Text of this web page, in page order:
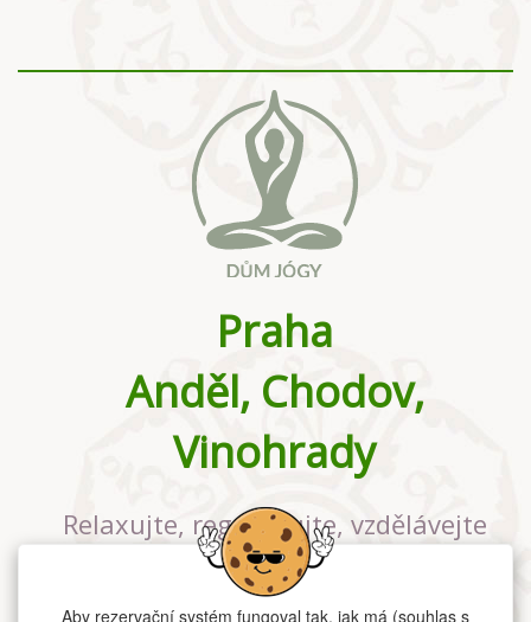
Praha
Anděl, Chodov,
Vinohrady
Relaxujte, regenerujte, vzdělávejte
se v největším jógovém studiu v
Praze
Aby rezervační systém fungoval tak, jak má (souhlas s